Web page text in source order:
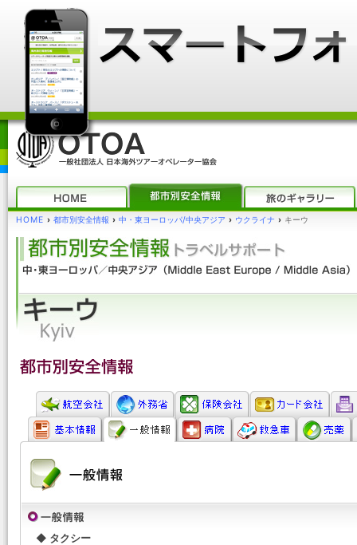
HOME › 都市別安全情報 › 中・東ヨーロッパ/中央アジア › ウクライナ › キーウ
◆ タクシー